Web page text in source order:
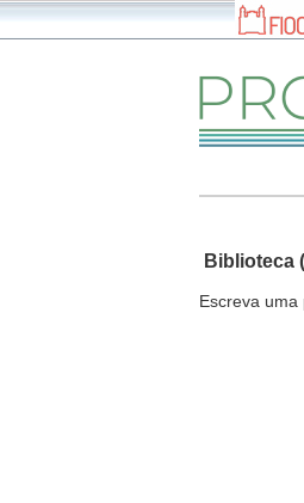
Biblioteca
Escreva uma